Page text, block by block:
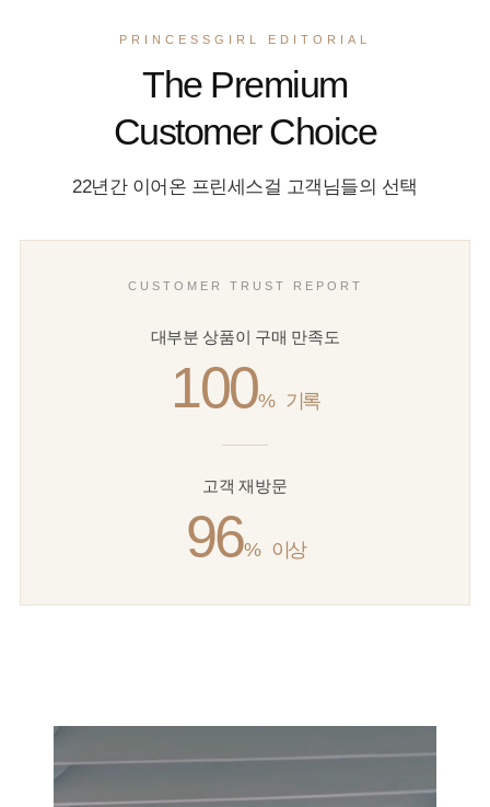
PRINCESSGIRL EDITORIAL
The Premium
Customer Choice
22년간 이어온 프린세스걸 고객님들의 선택
CUSTOMER TRUST REPORT
대부분 상품이 구매 만족도
100% 기록
고객 재방문
96% 이상